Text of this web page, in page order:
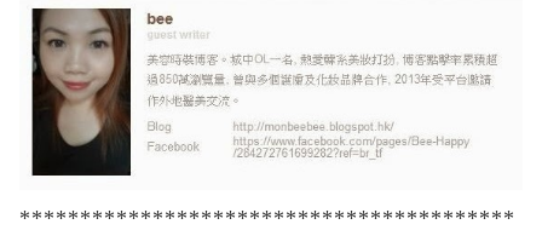
*****************************************